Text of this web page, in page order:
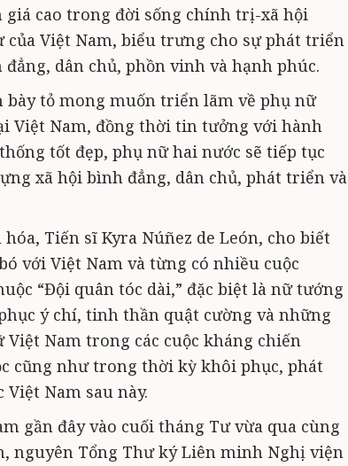
cao trong đời sống chính trị-xã hội
của Việt Nam, biểu trưng cho sự phát triển
dân chủ, phồn vinh và hạnh phúc.
bày tỏ mong muốn triển lãm về phụ nữ
Việt Nam, đồng thời tin tưởng với hành
tốt đẹp, phụ nữ hai nước sẽ tiếp tục
xã hội bình đẳng, dân chủ, phát triển và
Tiến sĩ Kyra Núñez de León, cho biết
với Việt Nam và từng có nhiều cuộc
“Đội quân tóc dài,” đặc biệt là nữ tướng
ý chí, tinh thần quật cường và những
Việt Nam trong các cuộc kháng chiến
cũng như trong thời kỳ khôi phục, phát
Nam sau này.
gần đây vào cuối tháng Tư vừa qua cùng
nguyên Tổng Thư ký Liên minh Nghị viện